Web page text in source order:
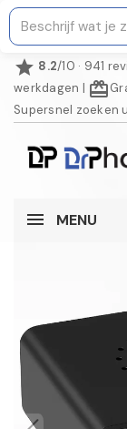
star 8.2/10 · 941
werkdagen | redeem
Supersnel zoeken
MENU